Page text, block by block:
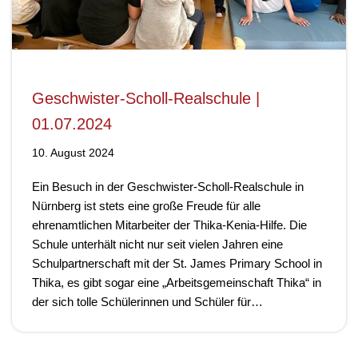
Geschwister-Scholl-Realschule |
01.07.2024
10. August 2024
Ein Besuch in der Geschwister-Scholl-Realschule in
Nürnberg ist stets eine große Freude für alle
ehrenamtlichen Mitarbeiter der Thika-Kenia-Hilfe. Die
Schule unterhält nicht nur seit vielen Jahren eine
Schulpartnerschaft mit der St. James Primary School in
Thika, es gibt sogar eine „Arbeitsgemeinschaft Thika“ in
der sich tolle Schülerinnen und Schüler für…